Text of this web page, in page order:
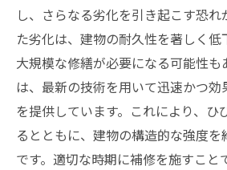
し、さらなる劣化を引き起こす恐れ
た劣化は、建物の耐久性を著しく
大規模な修繕が必要になる可能性も
は、最新の技術を用いて迅速かつ
を提供しています。これにより、ひ
るとともに、建物の構造的な強度
です。適切な時期に補修を施すこと